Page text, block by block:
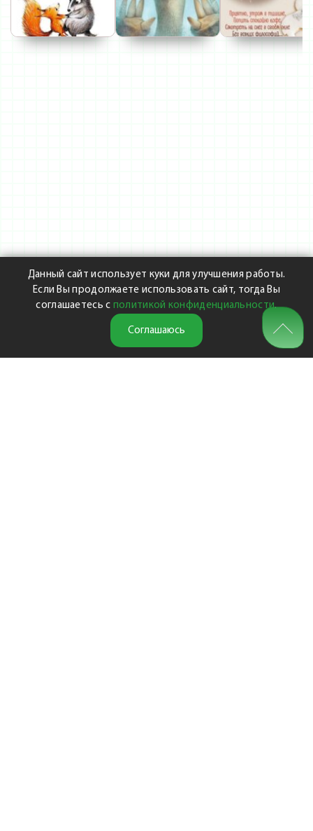
Данный сайт использует куки для улучшения работы.
Если Вы продолжаете использовать сайт, тогда Вы
соглашаетесь с политикой конфиденциальности.
Соглашаюсь